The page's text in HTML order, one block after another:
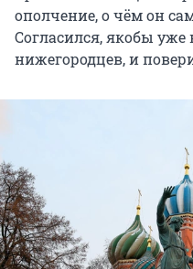
ополчение, о чём он
Согласился, якобы уже
нижегородцев, и